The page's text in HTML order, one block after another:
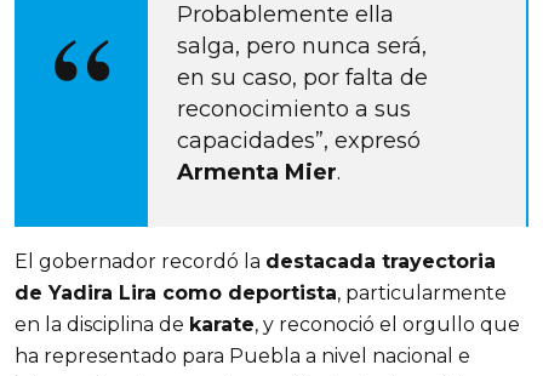
Probablemente ella
salga, pero nunca será,
en su caso, por falta de
reconocimiento a sus
Armenta Mier.
El gobernador recordó la destacada trayectoria
de Yadira Lira como deportista, particularmente
en la disciplina de karate, y reconoció el orgullo que
ha representado para Puebla a nivel nacional e